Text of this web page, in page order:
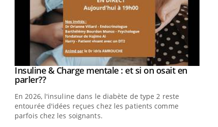
Youtube
Insuline & Charge mentale : et si on osait en
parler??Youtube
En 2026, l'insuline dans le diabète de type 2 reste
entourée d'idées reçues chez les patients comme
parfois chez les soignants.